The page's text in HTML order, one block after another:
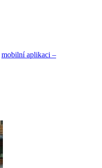
mobilní aplikaci –